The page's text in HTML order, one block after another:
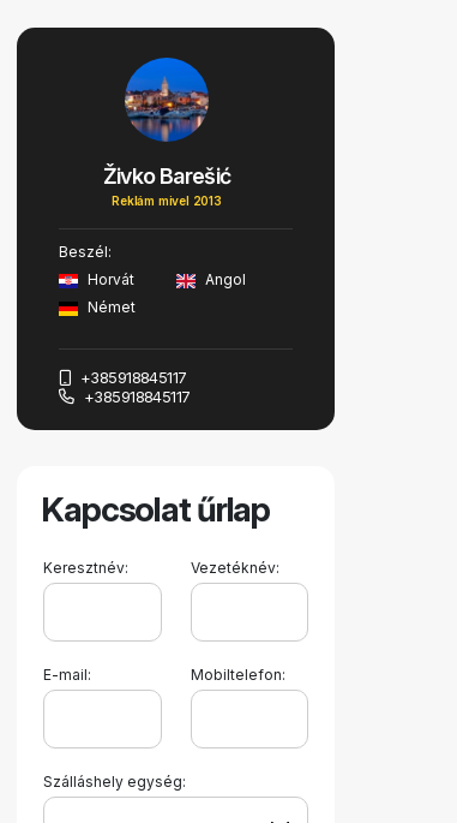
Živko Barešić
Reklám mivel 2013
Beszél:
Horvát
Angol
Német
+385918845117
+385918845117
Kapcsolat űrlap
Keresztnév: Vezetéknév:
E-mail: Mobiltelefon:
Szálláshely egység: